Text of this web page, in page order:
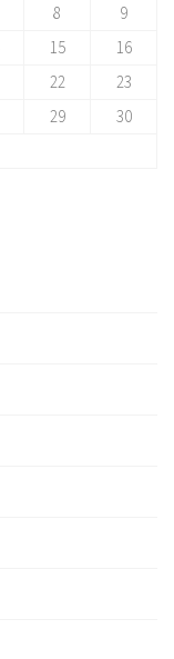
8
9
15
16
22
23
29
30